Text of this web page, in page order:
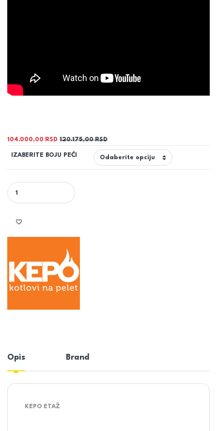
104.000,00 RSD 120.175,00RSD
IZABERITE BOJU PEĆI
KAMIN ETAŽ 18KW - KEPO quantity
Opis Brand
KEPO ETAŽ